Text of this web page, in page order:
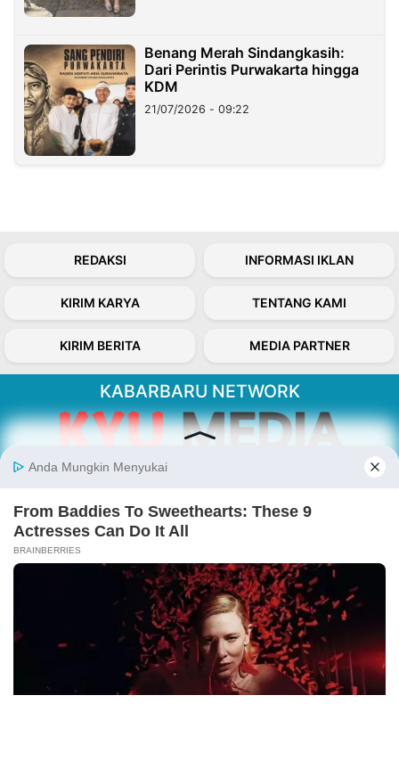
Benang Merah Sindangkasih:
Dari Perintis Purwakarta hingga
KDM
21/07/2026 - 09:22
REDAKSI INFORMASI IKLAN
KIRIM KARYA TENTANG KAMI
KIRIM BERITA MEDIA PARTNER
KABARBARU NETWORK
Kabarbaru.co menyajikan berita aktual dan
Follow Kabarbaru